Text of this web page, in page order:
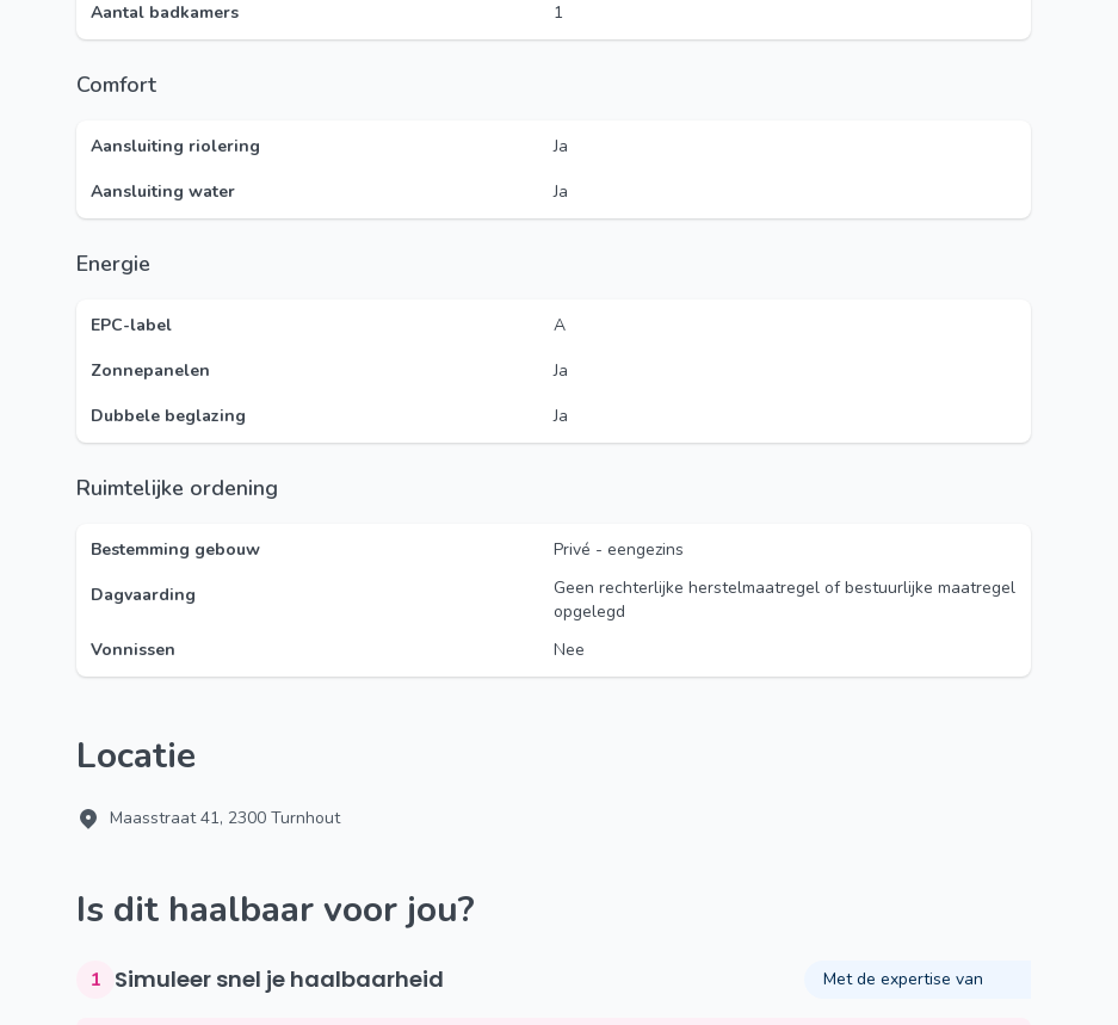
Aantal badkamers
1
Comfort
Aansluiting riolering
Ja
Aansluiting water
Ja
Energie
EPC-label
A
Zonnepanelen
Ja
Dubbele beglazing
Ja
Ruimtelijke ordening
Bestemming gebouw
Privé - eengezins
Dagvaarding
Geen rechterlijke herstelmaatregel of bestuurlijke maatregel
opgelegd
Vonnissen
Nee
Locatie
Maasstraat 41, 2300 Turnhout
Is dit haalbaar voor jou?
1 Simuleer snel je haalbaarheid Met de expertise van